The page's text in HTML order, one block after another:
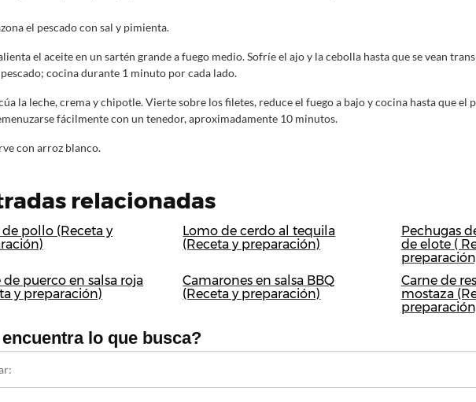
el pescado con sal y pimienta.
el aceite en un sartén grande a fuego medio. Sofríe el ajo y la cebolla hasta que se vean
cocina durante 1 minuto por cada lado.
la leche, crema y chipotle. Vierte sobre los filetes, reduce el fuego a bajo y cocina hasta que el
fácilmente con un tenedor, aproximadamente 10 minutos.
con arroz blanco.
relacionadas
pollo (Receta y
Lomo de cerdo al tequila
(Receta y preparación)
Pechugas
de elote (
de puerco en salsa roja
y preparación)
Camarones en salsa BBQ
(Receta y preparación)
Carne de
mostaza
lo que busca?